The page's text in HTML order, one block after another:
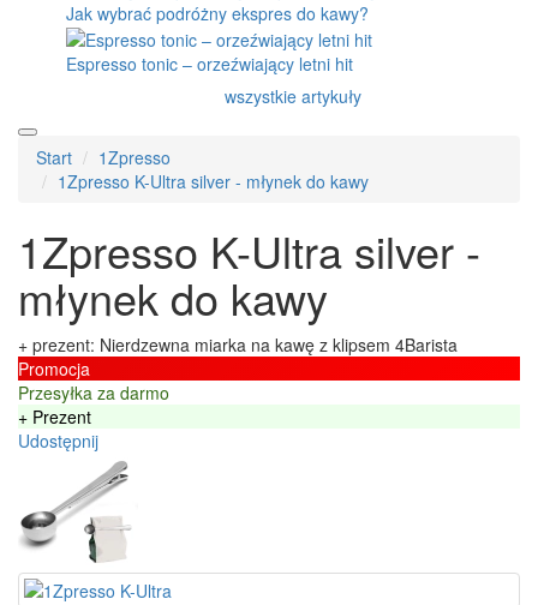
Jak wybrać podróżny ekspres do kawy?
Espresso tonic – orzeźwiający letni hit
wszystkie artykuły
Start
1Zpresso
1Zpresso K-Ultra silver - młynek do kawy
1Zpresso K-Ultra silver -
młynek do kawy
+ prezent: Nierdzewna miarka na kawę z klipsem 4Barista
Promocja
Przesyłka za darmo
+ Prezent
Udostępnij